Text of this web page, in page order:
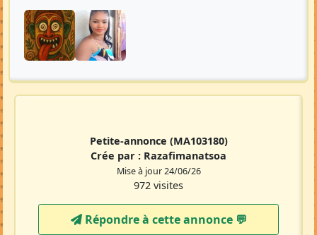
Petite-annonce (MA103180)
Crée par : Razafimanatsoa
Mise à jour 24/06/26
972 visites
Répondre à cette annonce 💬​